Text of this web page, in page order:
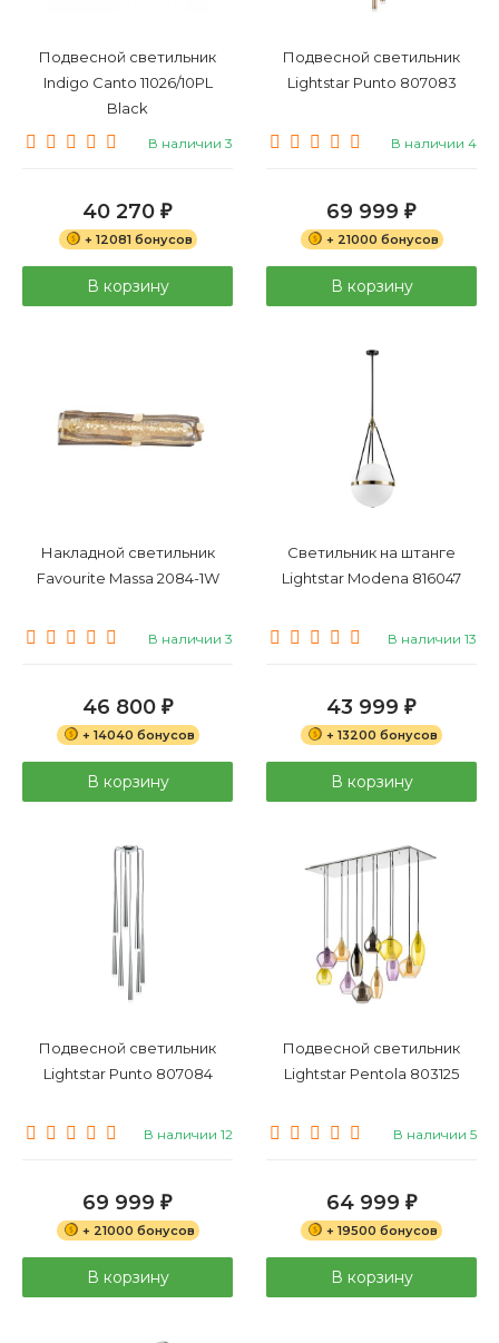
Подвесной светильник
Indigo Canto 11026/10PL
Black
В наличии 3
40 270 ₽
+ 12081 бонусов
В корзину
Подвесной светильник
Lightstar Punto 807083
В наличии 4
69 999 ₽
+ 21000 бонусов
В корзину
Накладной светильник
Favourite Massa 2084-1W
В наличии 3
46 800 ₽
+ 14040 бонусов
В корзину
Светильник на штанге
Lightstar Modena 816047
В наличии 13
43 999 ₽
+ 13200 бонусов
В корзину
Подвесной светильник
Lightstar Punto 807084
В наличии 12
69 999 ₽
+ 21000 бонусов
В корзину
Подвесной светильник
Lightstar Pentola 803125
В наличии 5
64 999 ₽
+ 19500 бонусов
В корзину